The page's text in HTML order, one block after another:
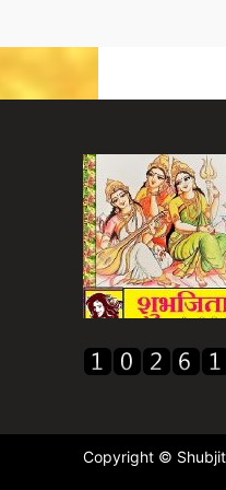
Copyright ©